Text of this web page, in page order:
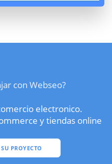
con Webseo?
electronico.
y tiendas online
PROYECTO